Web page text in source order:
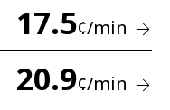
ha creado una contraseña
17.5¢/min
20.9¢/min